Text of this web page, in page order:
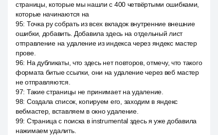
страницы, которые мы нашли с 400 четвёртыми ошибками,
которые начинаются на
95: Точка ру собрать из всех вкладок внутренние внешние
ошибки, добавить. Добавила здесь на отдельный лист
отправление на удаление из индекса через яндекс мастер
прове.
96: На дубликаты, что здесь нет повторов, отмечу, что такого
формата битые ссылки, они на удаление через веб мастер
не отправляются.
97: Такие страницы не принимает на удаление.
98: Создала список, копируем его, заходим в яндекс
вебмастер, вставляем в окно удаление.
99: Страница с поиска в instrumental здесь я уже добавила
нажимаем удалить.